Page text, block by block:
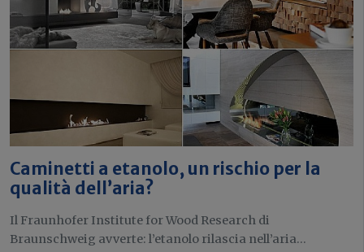
Caminetti a etanolo, un rischio per la
qualità dell’aria?
Il Fraunhofer Institute for Wood Research di
Braunschweig avverte: l’etanolo rilascia nell’aria...